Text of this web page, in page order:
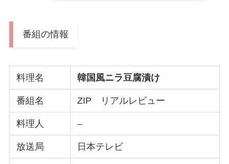
番組の情報
料理名 韓国風ニラ豆腐漬け
番組名 ZIP リアルレビュー
料理人 –
放送局 日本テレビ